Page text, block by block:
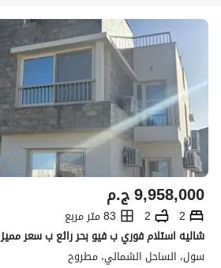
ج.م9,958,000
2
2
83 متر مربع
شاليه استلام فوري ب فيو بحر رائع ب سعر مميز
سول، الساحل الشمالي، مطروح